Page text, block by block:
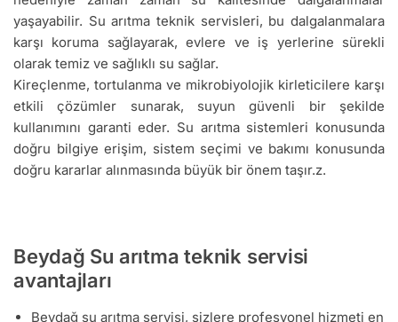
yaşayabilir. Su arıtma teknik servisleri, bu dalgalanmalara
karşı koruma sağlayarak, evlere ve iş yerlerine sürekli
olarak temiz ve sağlıklı su sağlar.
Kireçlenme, tortulanma ve mikrobiyolojik kirleticilere karşı
etkili çözümler sunarak, suyun güvenli bir şekilde
kullanımını garanti eder. Su arıtma sistemleri konusunda
doğru bilgiye erişim, sistem seçimi ve bakımı konusunda
doğru kararlar alınmasında büyük bir önem taşır.z.
Beydağ Su arıtma teknik servisi
avantajları
Beydağ su arıtma servisi, sizlere profesyonel hizmeti en